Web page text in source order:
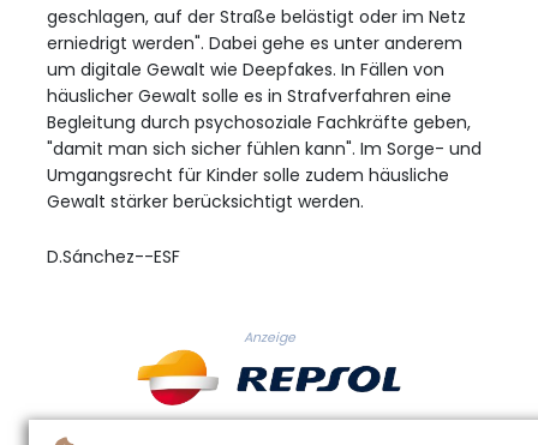
geschlagen, auf der Straße belästigt oder im Netz
erniedrigt werden". Dabei gehe es unter anderem
um digitale Gewalt wie Deepfakes. In Fällen von
häuslicher Gewalt solle es in Strafverfahren eine
Begleitung durch psychosoziale Fachkräfte geben,
"damit man sich sicher fühlen kann". Im Sorge- und
Umgangsrecht für Kinder solle zudem häusliche
Gewalt stärker berücksichtigt werden.
D.Sánchez--ESF
Anzeige